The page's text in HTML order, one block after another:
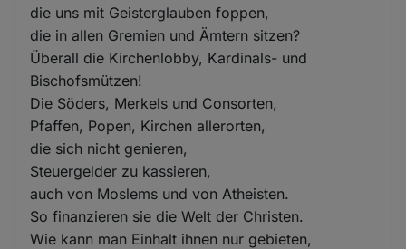
die uns mit Geisterglauben foppen,
die in allen Gremien und Ämtern sitzen?
Überall die Kirchenlobby, Kardinals- und
Bischofsmützen!
Die Söders, Merkels und Consorten,
Pfaffen, Popen, Kirchen allerorten,
die sich nicht genieren,
Steuergelder zu kassieren,
auch von Moslems und von Atheisten.
So finanzieren sie die Welt der Christen.
Wie kann man Einhalt ihnen nur gebieten,